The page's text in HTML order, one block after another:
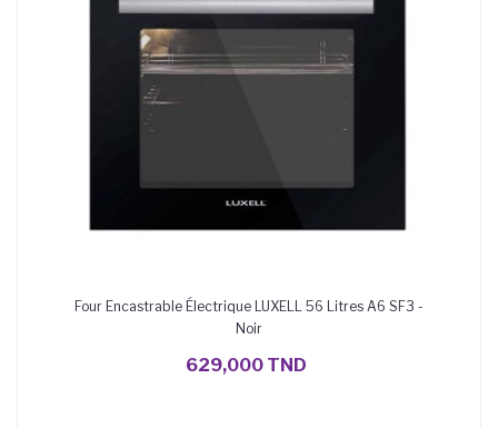
Four Encastrable Électrique LUXELL 56 Litres A6 SF3 -
Noir
629,000 TND